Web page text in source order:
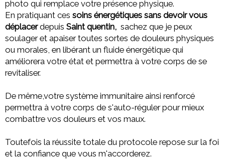
photo qui remplace votre présence physique.
En pratiquant ces soins énergétiques sans devoir vous
déplacerdepuis Saint quentin, sachez que je peux
soulager et apaiser toutes sortes de douleurs physiques
ou morales, en libérant un fluide énergétique qui
améliorera votre état et permettra à votre corps de se
revitaliser.
De même,votre système immunitaire ainsi renforcé
permettra à votre corps de s'auto-réguler pour mieux
combattre vos douleurs et vos maux.
Toutefois la réussite totale du protocole repose sur la foi
et la confiance que vous m'accorderez.